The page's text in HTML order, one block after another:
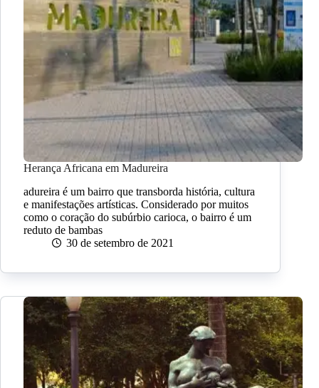
Herança Africana em Madureira
adureira é um bairro que transborda história, cultura
e manifestações artísticas. Considerado por muitos
como o coração do subúrbio carioca, o bairro é um
reduto de bambas
30 de setembro de 2021